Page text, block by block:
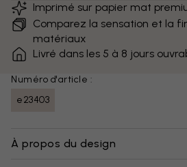
Imprimé sur papier mat
Comparez la sensation et la
matériaux
Livré dans les 5 à 8 jours
Numéro d'article :
e23403
À propos du design